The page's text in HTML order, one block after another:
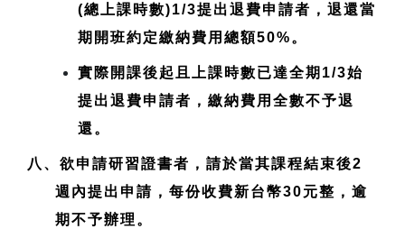
(總上課時數)1/3提出退費申請者，退還當
期開班約定繳納費用總額50%。
實際開課後起且上課時數已達全期1/3始
提出退費申請者，繳納費用全數不予退
還。
八、欲申請研習證書者，請於當其課程結束後2
週內提出申請，每份收費新台幣30元整，逾
期不予辦理。